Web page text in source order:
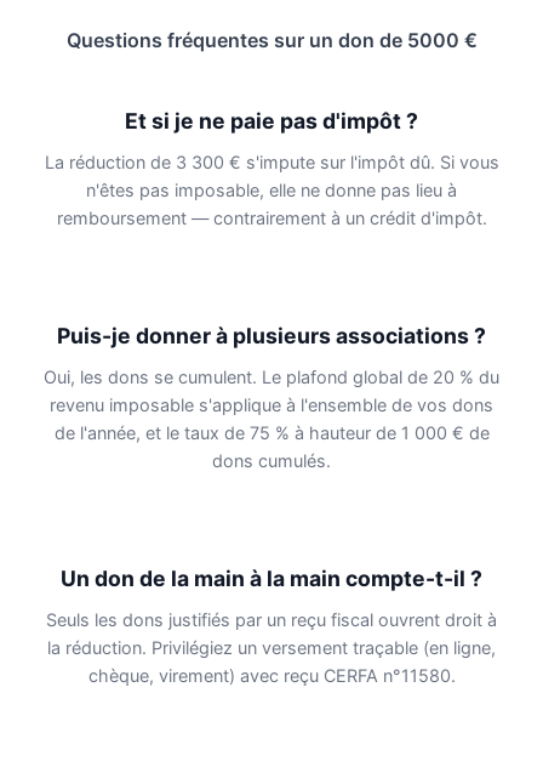
Questions fréquentes sur un don de 5000 €
Et si je ne paie pas d'impôt ?
La réduction de 3 300 € s'impute sur l'impôt dû. Si vous
n'êtes pas imposable, elle ne donne pas lieu à
remboursement — contrairement à un crédit d'impôt.
Puis-je donner à plusieurs associations ?
Oui, les dons se cumulent. Le plafond global de 20 % du
revenu imposable s'applique à l'ensemble de vos dons
de l'année, et le taux de 75 % à hauteur de 1 000 € de
dons cumulés.
Un don de la main à la main compte-t-il ?
Seuls les dons justifiés par un reçu fiscal ouvrent droit à
la réduction. Privilégiez un versement traçable (en ligne,
chèque, virement) avec reçu CERFA n°11580.